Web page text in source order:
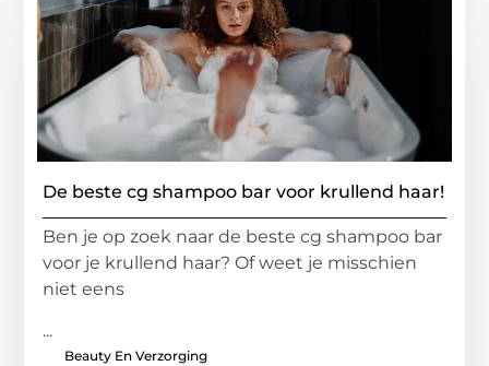
De beste cg shampoo bar voor krullend haar!
Ben je op zoek naar de beste cg shampoo bar
voor je krullend haar? Of weet je misschien
niet eens
...
Beauty En Verzorging